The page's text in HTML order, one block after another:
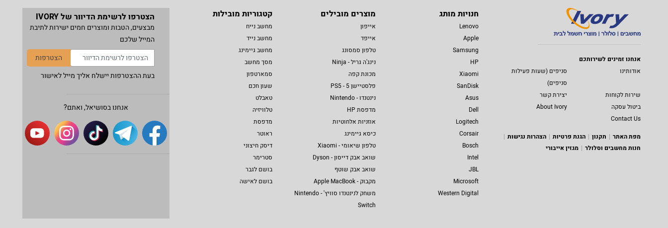
אנחנו זמינים לשירותכם
אודותינו
סניפים (שעות פעילות
סניפים)
שירות לקוחות
יצירת קשר
ביטול עסקה
About Ivory
Contact Us
מפת האתר
תקנון הגנת פרטיות
הצהרות נגישות
חנות מחשבים וסלולר
מגזין אייבורי
חנויות מותג
Lenovo
Apple
Samsung
HP
Xiaomi
SanDisk
Asus
Dell
Logitech
Corsair
Bosch
Intel
JBL
Microsoft
Western Digital
מוצרים מובילים
אייפון
אייפד
טלפון סמסונג
נינג'ה גריל - Ninja
מכונת קפה
פלסטיישן 5 - PS5
נינטנדו - Nintendo
מדפסת HP
אוזניות אלחוטיות
כיסא גיימינג
טלפון שיאומי - Xiaomi
שואב אבק דייסון - Dyson
שואב אבק שוטף
מקבוק - Apple MacBook
משחק לנינטנדו סוויץ' - Nintendo
Switch
קטגוריות מובילות
מחשב נייח
מחשב נייד
מחשב גיימינג
מסך מחשב
סמארטפון
שעון חכם
טאבלט
טלוויזיה
מדפסת
ראוטר
דיסק חיצוני
סטרימר
בושם לגבר
בושם לאישה
הצטרפו לרשימת הדיוור של IVORY
מבצעים, הטבות ומוצרים חמים ישירות לתיבת
המייל שלכם
הצטרפות
בעת ההצטרפות יישלח אליך מייל לאישור
אנחנו בסושיאל, ואתם?